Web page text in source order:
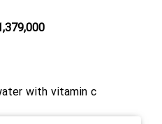
1,379,000
with vitamin c